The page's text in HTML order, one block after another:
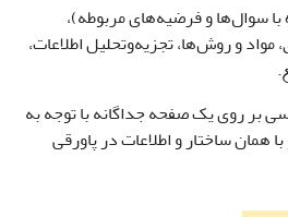
با سوال‌ها و فرضیه‌های ‌مربوطه)،
و روش‌ها، تجزیه‌وتحلیل اطلاعات‌،
بر روی یک صفحه جداگانه با توجه به
ساختار و اطلاعات در پاورقی